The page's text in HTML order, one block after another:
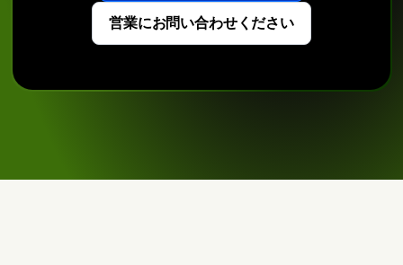
営業にお問い合わせください